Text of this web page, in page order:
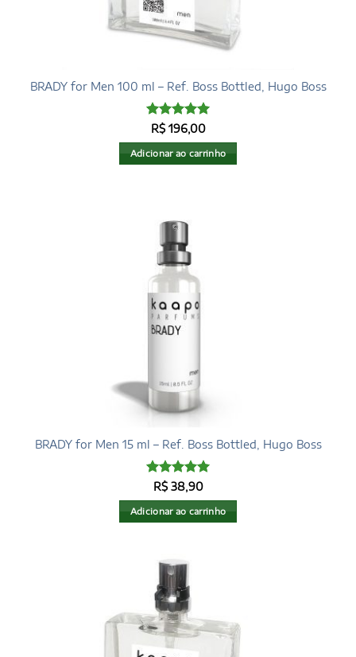
BRADY for Men 100 ml – Ref. Boss Bottled, Hugo Boss
Avaliação5
de 5
R$196,00
Adicionar ao carrinho
BRADY for Men 15 ml – Ref. Boss Bottled, Hugo Boss
Avaliação5
de 5
R$38,90
Adicionar ao carrinho